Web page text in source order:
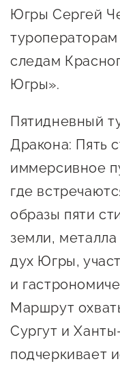
Новости
Онлайн-
Социальные
Бизнес Югра"
Меры
Навигатор по
поддержки
инновационно-
Югры Сергей
следам
Югры».
Пятидневный
Дракона: Пять
иммерсивное
где
образы пяти
земли,
дух Югры,
и
Маршрут
Сургут и
подчеркивает